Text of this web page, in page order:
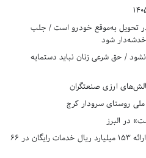
تحویل به‌موقع خودرو است / جلب
خدشه‌دار شود
/ حق شرعی زنان نباید دستمایه
ارزی صنعتگران
در البرز
رکوردزنی در عدالت درمانی البرز؛ ارائه ۱۵۳ میلیارد ریال خدمات رایگان در ۶۶